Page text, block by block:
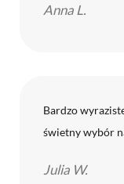
Anna L.
Bardzo
świetny wybór
Julia W.